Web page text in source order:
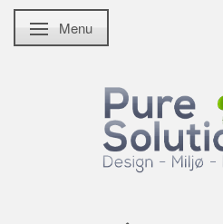
Skifte navigation
Menu